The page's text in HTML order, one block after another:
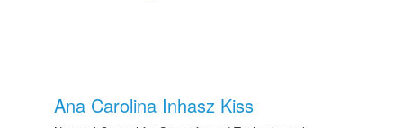
Ana Carolina Inhasz Kiss